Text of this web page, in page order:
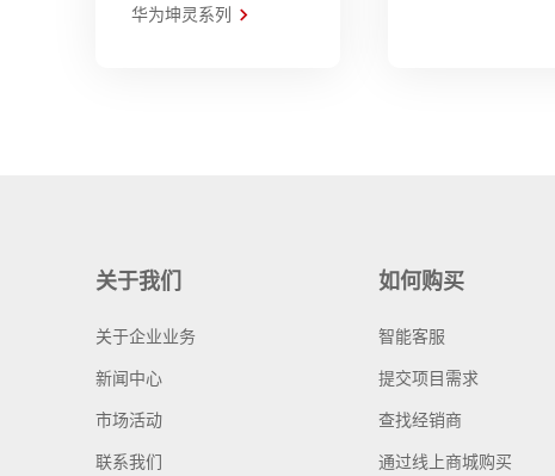
华为坤灵系列
关于我们
关于企业业务
新闻中心
市场活动
联系我们
如何购买
智能客服
提交项目需求
查找经销商
通过线上商城购买